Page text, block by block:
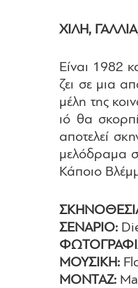
ΧΙΛΗ,
Είναι 1982
ζει σε μια
μέλη της
ιό θα
αποτελεί
μελόδραμα
Κάποιο
ΣΕΝΑΡΙΟ:
ΜΟΥΣΙΚΗ:
ΜΟΝΤΑΖ: